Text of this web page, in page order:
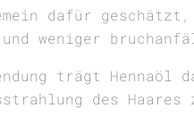
dafür
weniger
trägt Hennaöl
des Haares